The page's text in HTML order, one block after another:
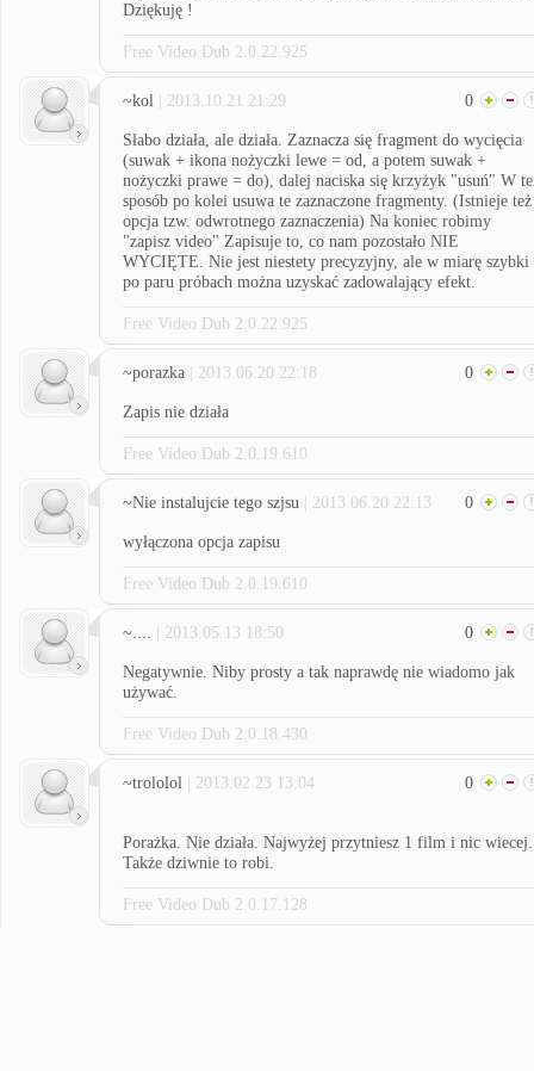
Dziękuję !
Free Video Dub 2.0.22.925
~kol | 2013.10.21 21:29 0
Słabo działa, ale działa. Zaznacza się fragment do wycięcia
(suwak + ikona nożyczki lewe = od, a potem suwak +
nożyczki prawe = do), dalej naciska się krzyżyk "usuń" W
sposób po kolei usuwa te zaznaczone fragmenty. (Istnieje też
opcja tzw. odwrotnego zaznaczenia) Na koniec robimy
"zapisz video" Zapisuje to, co nam pozostało NIE
WYCIĘTE. Nie jest niestety precyzyjny, ale w miarę szybki
po paru próbach można uzyskać zadowalający efekt.
Free Video Dub 2.0.22.925
~porazka | 2013.06.20 22:18 0
Zapis nie działa
Free Video Dub 2.0.19.610
~Nie instalujcie tego szjsu | 2013.06.20 22:13 0
wyłączona opcja zapisu
Free Video Dub 2.0.19.610
~.... | 2013.05.13 18:50 0
Negatywnie. Niby prosty a tak naprawdę nie wiadomo jak
używać.
Free Video Dub 2.0.18.430
~trololol | 2013.02.23 13:04 0
Porażka. Nie działa. Najwyżej przytniesz 1 film i nic wiecej.
Także dziwnie to robi.
Free Video Dub 2.0.17.128